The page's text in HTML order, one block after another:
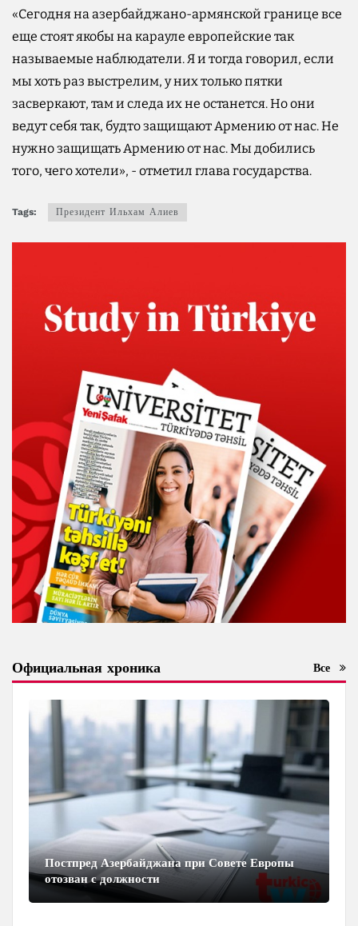
«Сегодня на азербайджано-армянской границе все
еще стоят якобы на карауле европейские так
называемые наблюдатели. Я и тогда говорил, если
мы хоть раз выстрелим, у них только пятки
засверкают, там и следа их не останется. Но они
ведут себя так, будто защищают Армению от нас. Не
нужно защищать Армению от нас. Мы добились
того, чего хотели», - отметил глава государства.
Tags: Президент Ильхам Алиев
Официальная хроника Все
Постпред Азербайджана при Совете Европы
отозван с должности